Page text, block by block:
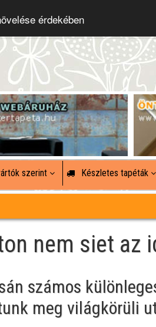
érdekében
szerint Készletes tapéták
nem siet az
számos
meg világkörüli